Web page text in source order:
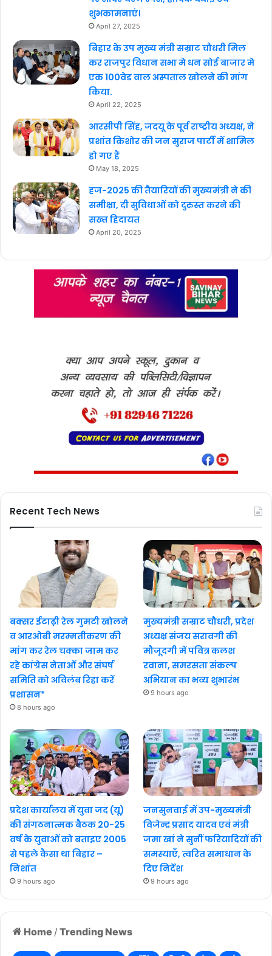
Home / Trending News
शुभकामनाएं।
April 27, 2025
बिहार के उप मुख्य मंत्री सम्राट चौधरी मिल
कर राजपुर विधान सभा मे धन सोई बाजार मे
एक 100वेड वाल अस्पताल खोलने की मांग
किया.
April 22, 2025
आरसीपी सिंह, जदयू के पूर्व राष्ट्रीय अध्यक्ष, ने
प्रशांत किशोर की जन सुराज पार्टी में शामिल
हो गए हैं
May 18, 2025
हज-2025 की तैयारियों की मुख्यमंत्री ने की
समीक्षा, दी सुविधाओं को दुरुस्त करने की
सख्त हिदायत
April 20, 2025
Recent Tech News
बक्सर ईटाढ़ी रेल गुमटी खोलने
व आरओबी मरम्मतीकरण की
मांग कर रेल चक्का जाम कर
रहे कांग्रेस नेताओं और संघर्ष
समिति को अविलंब रिहा करें
प्रशासन*
8 hours ago
मुख्यमंत्री सम्राट चौधरी, प्रदेश
अध्यक्ष संजय सरावगी की
मौजूदगी में पवित्र कलश
रवाना, समरसता संकल्प
अभियान का भव्य शुभारंभ
9 hours ago
प्रदेश कार्यालय में युवा जद (यू)
की संगठनात्मक बैठक 20-25
वर्ष के युवाओं को बताइए 2005
से पहले कैसा था बिहार –
निशांत
9 hours ago
जनसुनवाई में उप-मुख्यमंत्री
विजेन्द्र प्रसाद यादव एवं मंत्री
जमा खां ने सुनीं फरियादियों की
समस्याएँ, त्वरित समाधान के
दिए निर्देश
9 hours ago